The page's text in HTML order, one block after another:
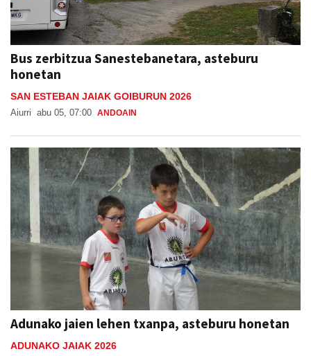
Bus zerbitzua Sanestebanetara, asteburu
honetan
SAN ESTEBAN JAIAK GOIBURUN 2026
Aiurri abu 05, 07:00 ANDOAIN
Adunako jaien lehen txanpa, asteburu honetan
ADUNAKO JAIAK 2026